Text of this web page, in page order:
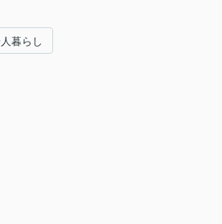
暮らし